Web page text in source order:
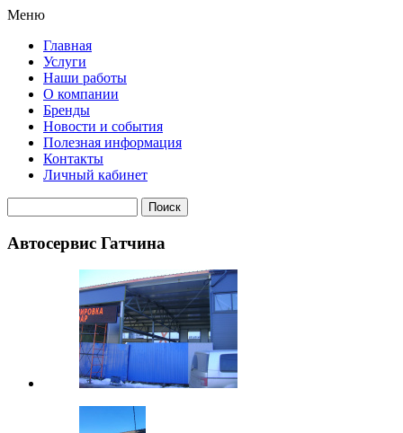
Меню
Главная
Услуги
Наши работы
О компании
Бренды
Новости и события
Полезная информация
Контакты
Личный кабинет
Автосервис Гатчина